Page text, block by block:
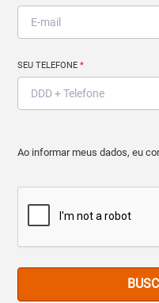
SEU TELEFONE*
Ao informar meus dados, eu